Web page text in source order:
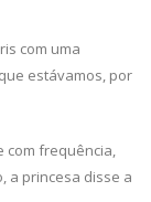
com uma
estávamos, por
com frequência,
a princesa disse a